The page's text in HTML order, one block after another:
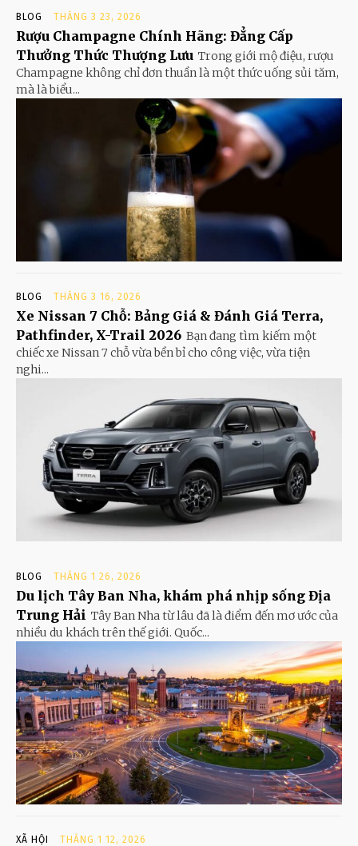
BLOG THÁNG 3 23, 2026
Rượu Champagne Chính Hãng: Đẳng Cấp
Thưởng Thức Thượng Lưu Trong giới mộ điệu, rượu
Champagne không chỉ đơn thuần là một thức uống sủi tăm,
mà là biểu...
BLOG THÁNG 3 16, 2026
Xe Nissan 7 Chỗ: Bảng Giá & Đánh Giá Terra,
Pathfinder, X-Trail 2026 Bạn đang tìm kiếm một
chiếc xe Nissan 7 chỗ vừa bền bỉ cho công việc, vừa tiện
nghi...
BLOG THÁNG 1 26, 2026
Du lịch Tây Ban Nha, khám phá nhịp sống Địa
Trung Hải Tây Ban Nha từ lâu đã là điểm đến mơ ước của
nhiều du khách trên thế giới. Quốc...
XÃ HỘI THÁNG 1 12, 2026